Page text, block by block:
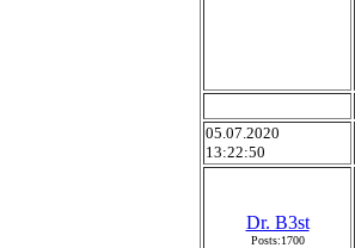
05.07.2020
13:22:50
Dr. B3st
Posts:1700